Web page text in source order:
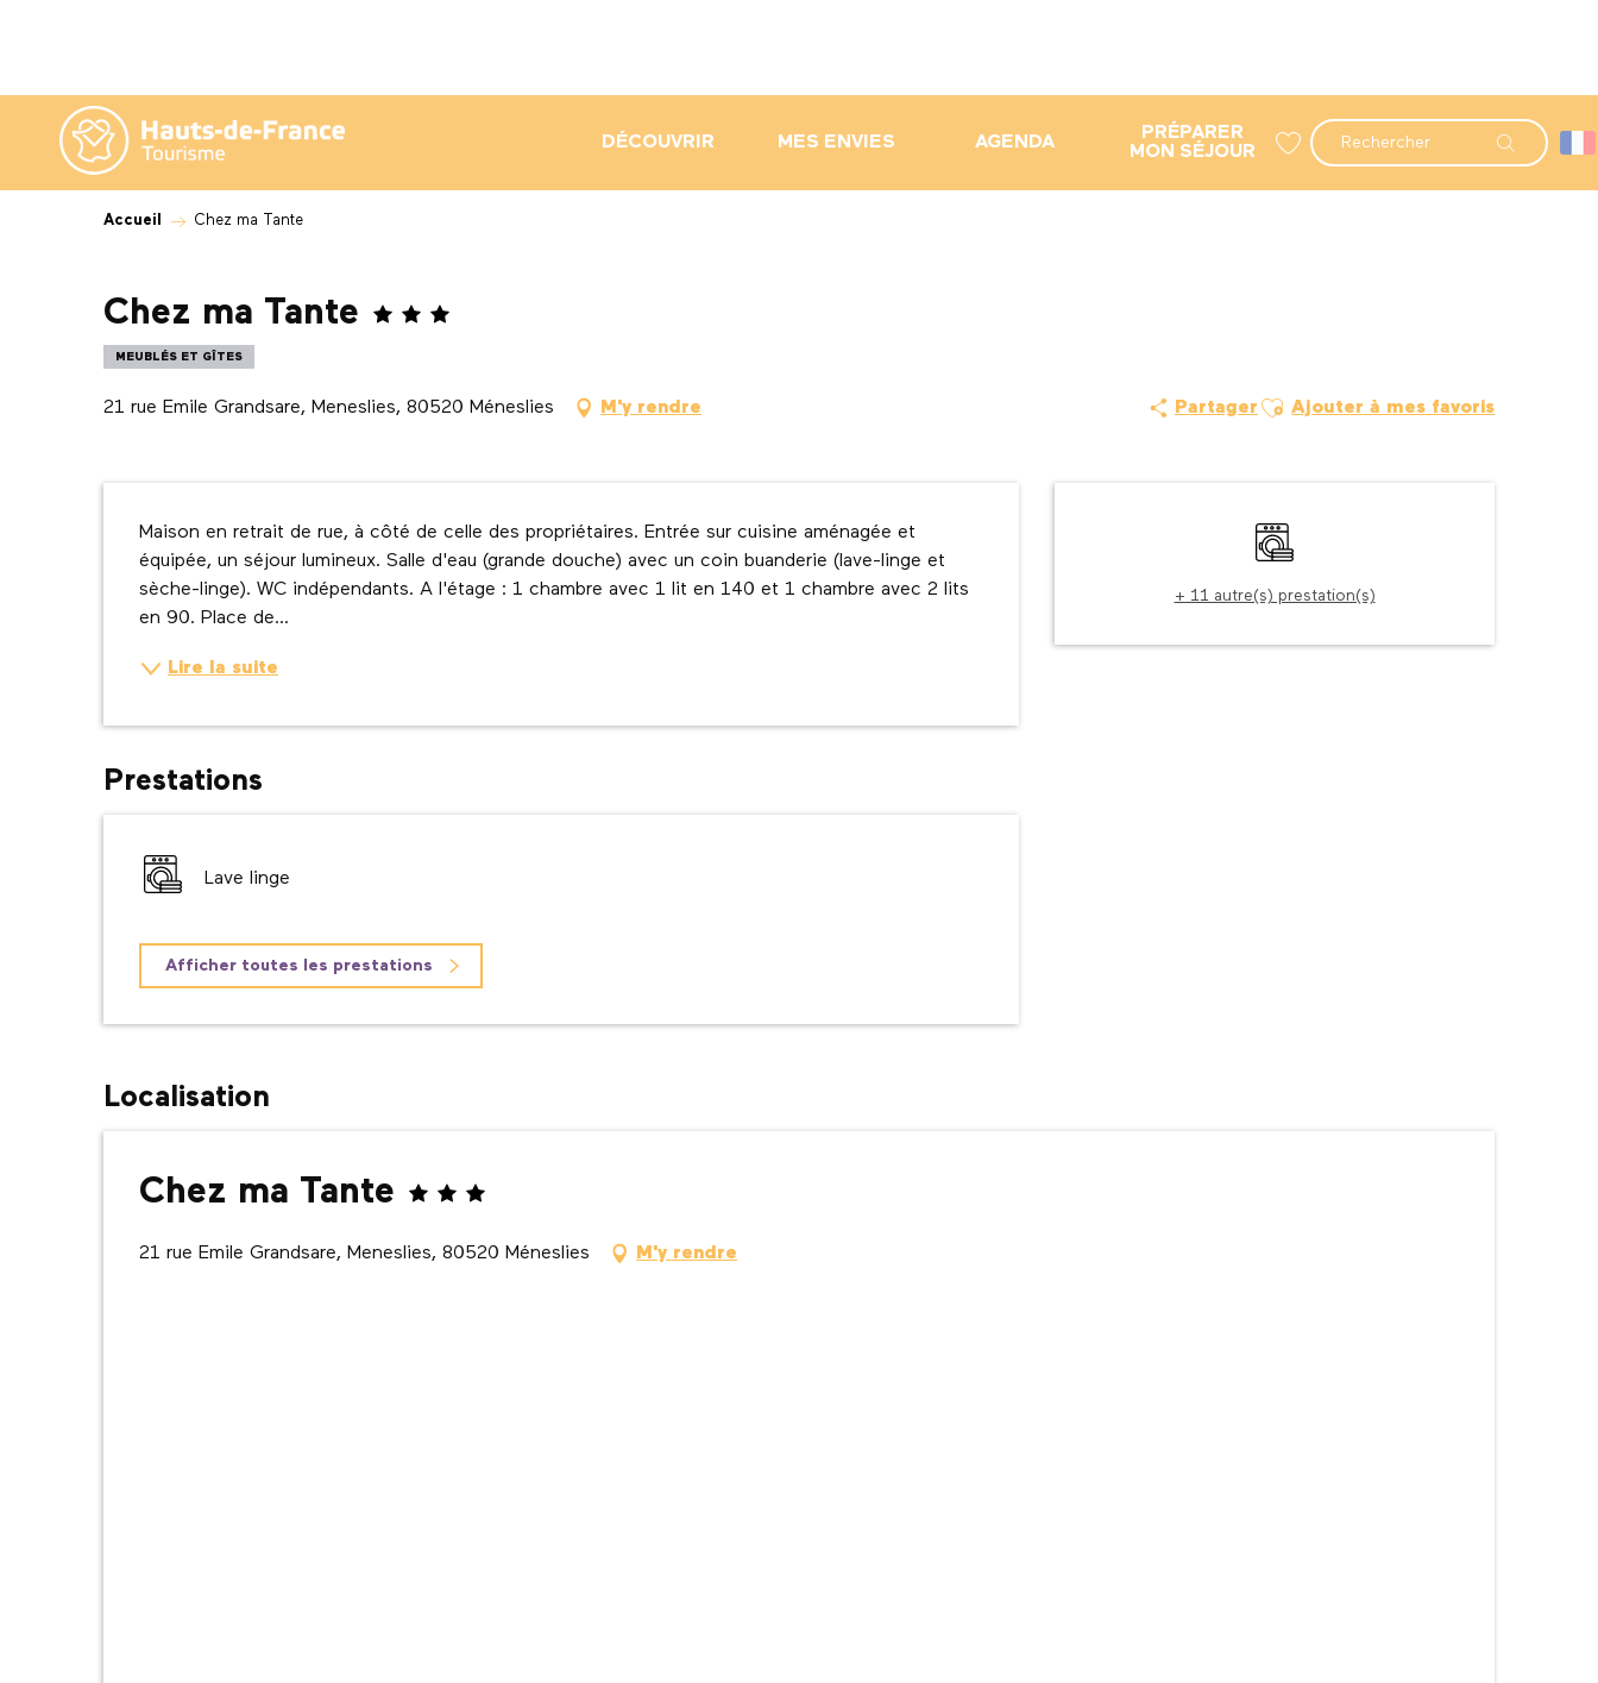
contenu
principal
Recherche
DÉCOUVRIR MES ENVIES AGENDA
PRÉPARER
MON SÉJOUR
Accueil Chez ma Tante
Chez ma Tante
MEUBLÉS ET GÎTES
21 rue Emile Grandsare, Meneslies, 80520 Méneslies M'y rendre Partager Ajouter aux favoris
Ajouter à mes favoris
Ouverture et
Lave linge
+ 11 autre(s) prestation(s)
Description
Maison en retrait de rue, à côté de celle des propriétaires. Entrée sur cuisine aménagée et
équipée, un séjour lumineux. Salle d'eau (grande douche) avec un coin buanderie (lave-linge et
sèche-linge). WC indépendants. A l'étage : 1 chambre avec 1 lit en 140 et 1 chambre avec 2 lits
en 90. Place de...
Lire la suite
Prestations
Lave linge
Afficher toutes les prestations
Localisation
Chez ma Tante
21 rue Emile Grandsare, Meneslies, 80520 Méneslies M'y rendre